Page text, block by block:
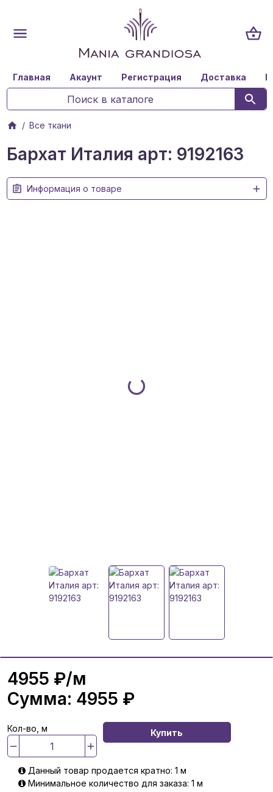
Главная Акаунт Регистрация Доставка
Все ткани
Бархат Италия арт: 9192163
Информация о товаре
4955 ₽/м
Сумма: 4955 ₽
Кол-во, м Купить
Данный товар продается кратно: 1 м
Минимальное количество для заказа: 1 м